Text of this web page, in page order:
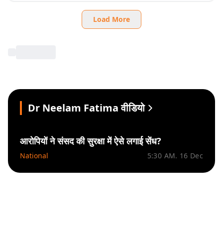
Load More
Dr Neelam Fatima वीडियो
आरोपियों ने संसद की सुरक्षा में ऐसे लगाई सेंध?
National 5:30 AM. 16 Dec